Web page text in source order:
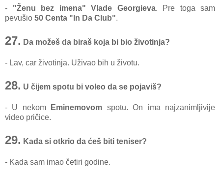
- "Ženu bez imena" Vlade Georgieva. Pre toga sam
pevušio 50 Centa "In Da Club".
27. Da možeš da biraš koja bi bio životinja?
- Lav, car životinja. Uživao bih u životu.
28. U čijem spotu bi voleo da se pojaviš?
- U nekom Eminemovom spotu. On ima najzanimljivije
video pričice.
29. Kada si otkrio da ćeš biti teniser?
- Kada sam imao četiri godine.